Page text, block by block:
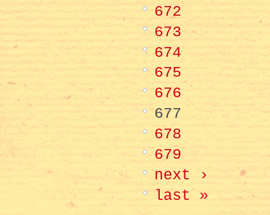
672
673
674
675
676
677
678
679
next ›
last »